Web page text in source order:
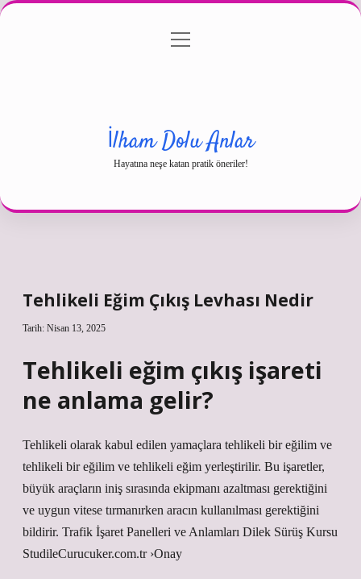
Gizlilik Politikası
menüyü
İlham Dolu Anlar
Hayatına neşe katan pratik öneriler!
Tehlikeli Eğim Çıkış Levhası Nedir
Tarih: Nisan 13, 2025
Tehlikeli eğim çıkış işareti
ne anlama gelir?
Tehlikeli olarak kabul edilen yamaçlara tehlikeli bir eğilim ve
tehlikeli bir eğilim ve tehlikeli eğim yerleştirilir. Bu işaretler,
büyük araçların iniş sırasında ekipmanı azaltması gerektiğini
ve uygun vitese tırmanırken aracın kullanılması gerektiğini
bildirir. Trafik İşaret Panelleri ve Anlamları Dilek Sürüş Kursu
StudileCurucuker.com.tr ›Onay